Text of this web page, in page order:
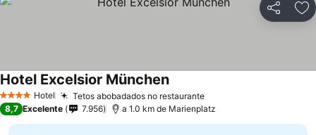
Partilhar
4 EstrelasHotel Tetos abobadados no restaurante
Hotel Excelsior München
8,7 Excelente 7.956 a 1.0 km de Marienplatz